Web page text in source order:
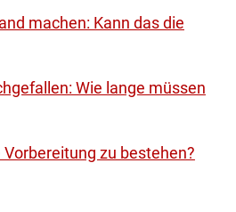
machen: Kann das die
Wie lange müssen
Vorbereitung zu bestehen?